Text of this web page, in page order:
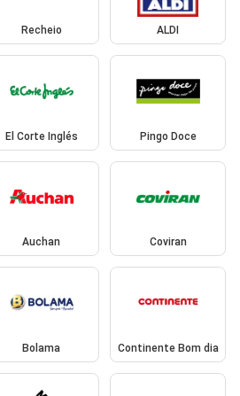
Recheio ALDI
El Corte Inglés Pingo Doce
Auchan Coviran
Bolama Continente Bom dia